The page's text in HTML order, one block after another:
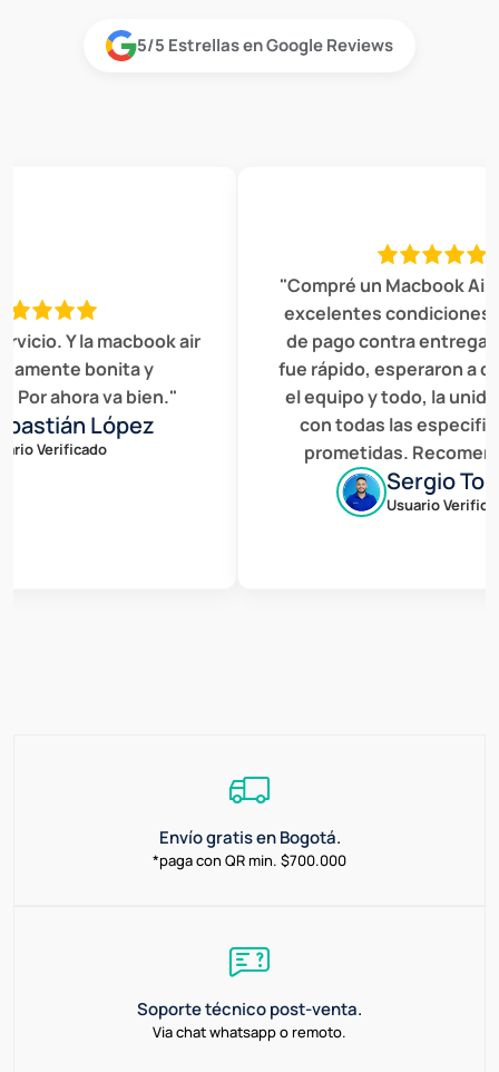
5/5 Estrellas en Google Reviews
Y la macbook air
bonita y
ahora va bien."
López
Verificado
"Compré un Macbook Air,
excelentes condiciones el
de pago contra entrega
fue rápido, esperaron a
el equipo y todo, la unidad
con todas las
prometidas.
Sergio
Usuario Verificado
Envío gratis en Bogotá.
*paga con QR min. $700.000
Soporte técnico post-venta.
Via chat whatsapp o remoto.